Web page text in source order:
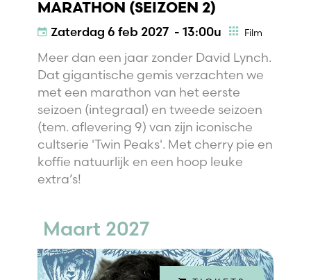
MARATHON (SEIZOEN 2)
Zaterdag 6 feb 2027 - 13:00u Film
Meer dan een jaar zonder David Lynch.
Dat gigantische gemis verzachten we
met een marathon van het eerste
seizoen (integraal) en tweede seizoen
(tem. aflevering 9) van zijn iconische
cultserie 'Twin Peaks'. Met cherry pie en
koffie natuurlijk en een hoop leuke
extra’s!
Maart 2027